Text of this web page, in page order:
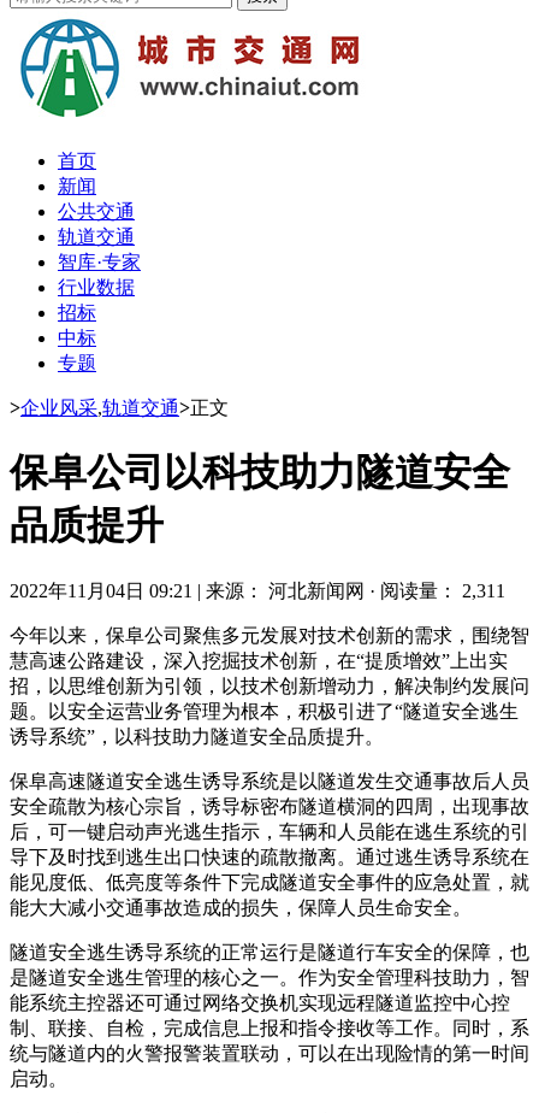
首页
新闻
公共交通
轨道交通
智库·专家
行业数据
招标
中标
专题
>企业风采,轨道交通>正文
保阜公司以科技助力隧道安全
品质提升
2022年11月04日 09:21 | 来源： 河北新闻网 · 阅读量： 2,311
今年以来，保阜公司聚焦多元发展对技术创新的需求，围绕智
慧高速公路建设，深入挖掘技术创新，在“提质增效”上出实
招，以思维创新为引领，以技术创新增动力，解决制约发展问
题。以安全运营业务管理为根本，积极引进了“隧道安全逃生
诱导系统”，以科技助力隧道安全品质提升。
保阜高速隧道安全逃生诱导系统是以隧道发生交通事故后人员
安全疏散为核心宗旨，诱导标密布隧道横洞的四周，出现事故
后，可一键启动声光逃生指示，车辆和人员能在逃生系统的引
导下及时找到逃生出口快速的疏散撤离。通过逃生诱导系统在
能见度低、低亮度等条件下完成隧道安全事件的应急处置，就
能大大减小交通事故造成的损失，保障人员生命安全。
隧道安全逃生诱导系统的正常运行是隧道行车安全的保障，也
是隧道安全逃生管理的核心之一。作为安全管理科技助力，智
能系统主控器还可通过网络交换机实现远程隧道监控中心控
制、联接、自检，完成信息上报和指令接收等工作。同时，系
统与隧道内的火警报警装置联动，可以在出现险情的第一时间
启动。